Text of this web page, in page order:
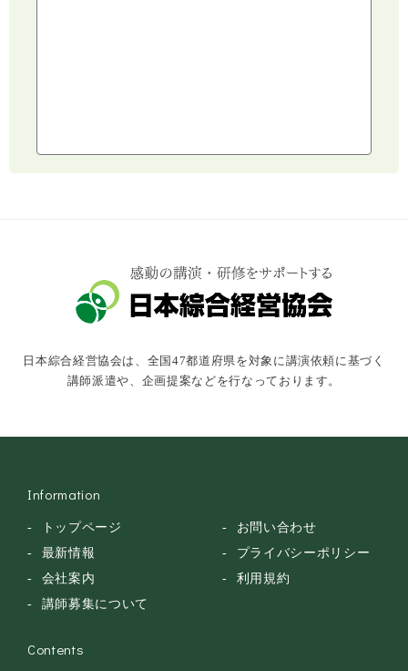
コミュニケーション・話し方
キャスター・アナウンサー
俳優・タレント・モデル
落語・講談・色物
安全大会
日本綜合経営協会は、全国47都道府県を対象に講演依頼に基づく
講師派遣や、企画提案などを行なっております。
Information
トップページ
最新情報
会社案内
講師募集について
お問い合わせ
プライバシーポリシー
利用規約
Contents